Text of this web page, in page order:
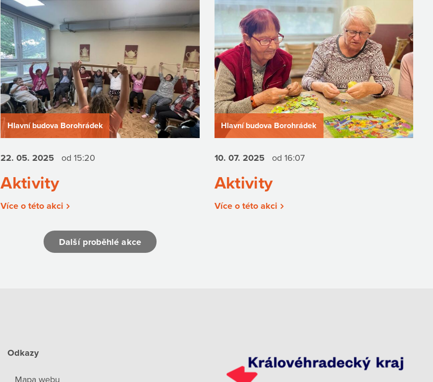
Hlavní budova Borohrádek
22. 05.2025 od 15:20
Aktivity
Více o této akci
Hlavní budova Borohrádek
10. 07. 2025 od 16:07
Aktivity
Více o této akci
Další proběhlé akce
Odkazy
Mapa webu